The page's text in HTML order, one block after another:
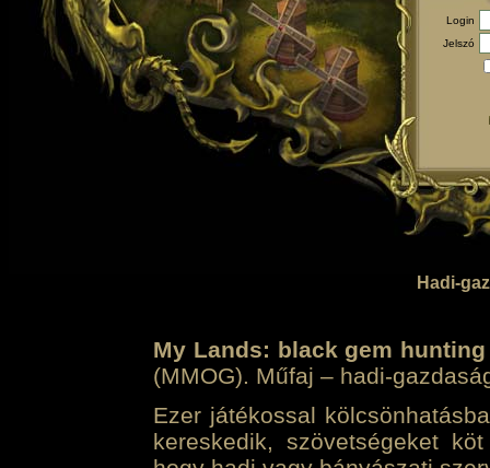
Login
Jelszó
Hadi-
My Lands: black gem hunting
(MMOG). Műfaj – hadi-
Ezer játékossal
kereskedik, szövetségeket